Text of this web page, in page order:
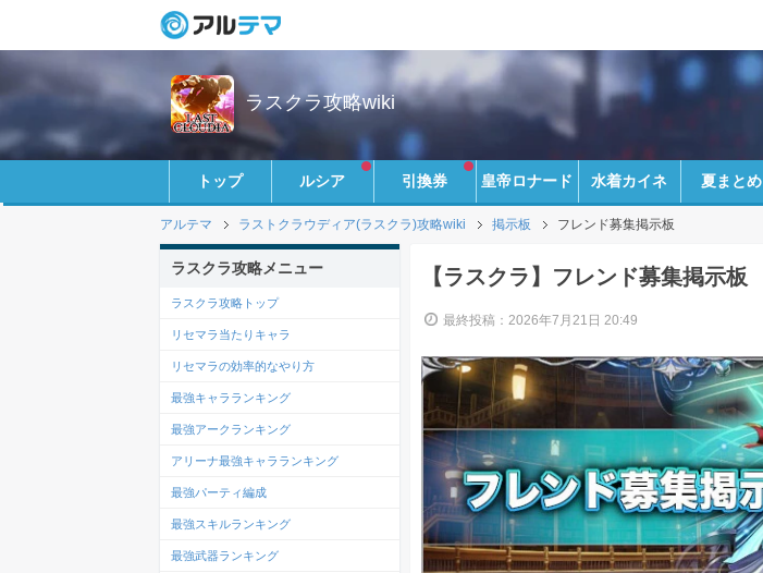
ラスクラ攻略wiki
トップ ルシア 引換券 皇帝ロナード 水着カイネ 夏まとめ
アルテマ ラストクラウディア(ラスクラ)攻略wiki 掲示板 フレンド募集掲示板
【ラスクラ】フレンド募集掲示板
最終投稿：2026年7月21日 20:49
ラスクラ攻略メニュー
ラスクラ攻略トップ
リセマラ当たりキャラ
リセマラの効率的なやり方
最強キャラランキング
最強アークランキング
アリーナ最強キャラランキング
最強パーティ編成
最強スキルランキング
最強武器ランキング